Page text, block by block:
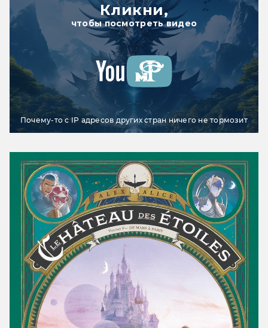
Кликни,
чтобы посмотреть видео
Почему-то с IP адресов других стран ничего не тормозит